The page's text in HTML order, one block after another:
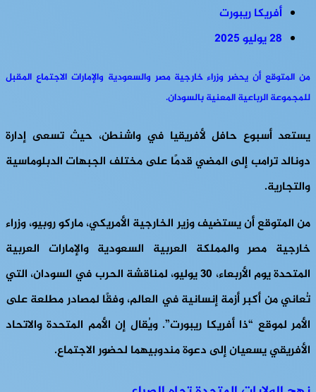
أفريكا ريبورت
28 يوليو 2025
من المتوقع أن يحضر وزراء خارجية مصر والسعودية والإمارات الاجتماع المقبل
للمجموعة الرباعية المعنية بالسودان.
يستعد أسبوع حافل لأفريقيا في واشنطن، حيث تسعى إدارة
دونالد ترامب إلى المضي قدمًا على مختلف الجبهات الدبلوماسية
والتجارية.
من المتوقع أن يستضيف وزير الخارجية الأمريكي، ماركو روبيو، وزراء
خارجية مصر والمملكة العربية السعودية والإمارات العربية
المتحدة يوم الأربعاء، 30 يوليو، لمناقشة الحرب في السودان، التي
تُعاني من أكبر أزمة إنسانية في العالم، وفقًا لمصادر مطلعة على
الأمر لموقع “ذا أفريكا ريبورت”. ويُقال إن الأمم المتحدة والاتحاد
الأفريقي يسعيان إلى دعوة مندوبيهما لحضور الاجتماع.